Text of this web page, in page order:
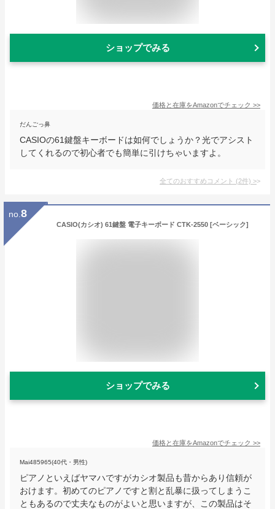
ショップでみる
価格と在庫をAmazonでチェック >>
だんごっ鼻
CASIOの61鍵盤キーボードは如何でしょうか？光でアシスト
してくれるので初心者でも簡単に引けちゃいますよ。
全てのおすすめコメント (2件) >
no. 8
CASIO(カシオ) 61鍵盤 電子キーボード CTK-2550 [ベーシック]
ショップでみる
価格と在庫をAmazonでチェック >>
Mai485965(40代・男性)
ピアノといえばヤマハですがカシオ製品も昔からあり信頼が
おけます。初めてのピアノですと割と乱暴に扱ってしまうこ
ともあるので丈夫なものがよいと思いますが、この製品はそ